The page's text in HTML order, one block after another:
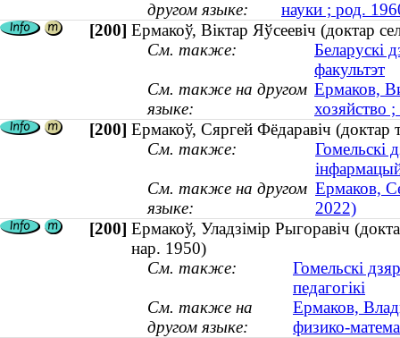
другом языке:
науки ; род.
[200] Ермакоў, Віктар Яўсеевіч (доктар
См. также:
Беларускі
факультэт
См. также на другом
языке:
Ермаков,
хозяйство
[200] Ермакоў, Сяргей Фёдаравіч
См. также:
Гомельскі
См. также на другом
языке:
Ермаков,
2022)
[200] Ермакоў, Уладзімір Рыгоравіч
нар. 1950)
См. также:
Гомельскі
педагогікі
См. также на
другом языке:
Ермаков,
физико-